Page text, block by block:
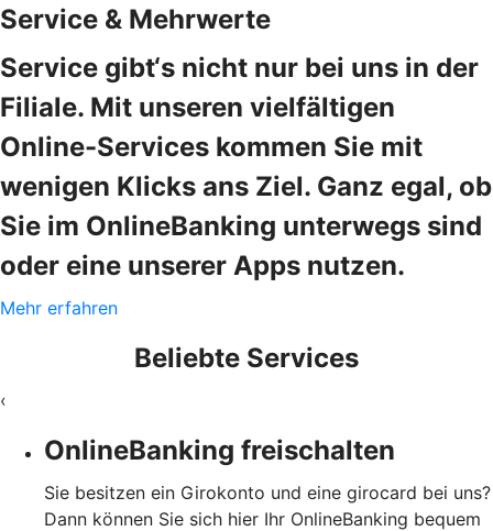
Service & Mehrwerte
Service gibt‘s nicht nur bei uns in der
Filiale. Mit unseren vielfältigen
Online-Services kommen Sie mit
wenigen Klicks ans Ziel. Ganz egal, ob
Sie im OnlineBanking unterwegs sind
oder eine unserer Apps nutzen.
Mehr erfahren
Beliebte Services
‹
OnlineBanking freischalten
Sie besitzen ein Girokonto und eine girocard bei uns?
Dann können Sie sich hier Ihr OnlineBanking bequem